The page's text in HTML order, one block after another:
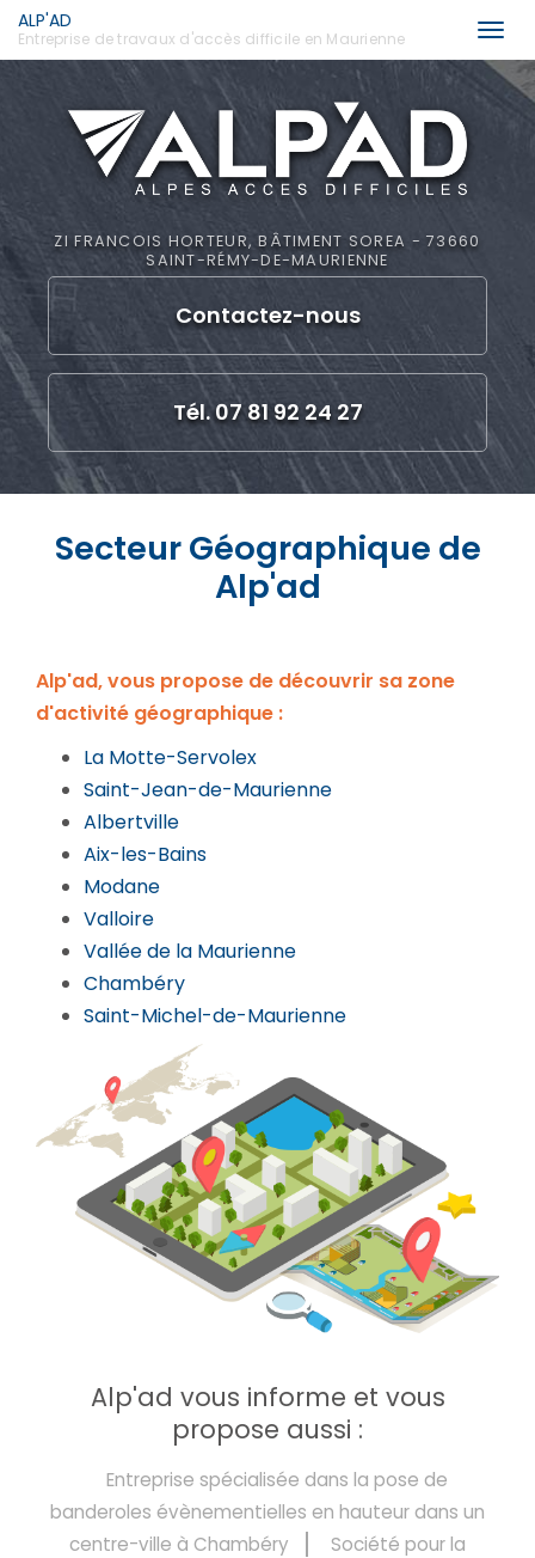
contenu
ALP'AD
Entreprise de travaux d'accès difficile en Maurienne
ZI FRANCOIS HORTEUR, BÂTIMENT SOREA - 73660
SAINT-RÉMY-DE-MAURIENNE
Contactez-nous
Tél. 07 81 92 24 27
Secteur Géographique de
Alp'ad
Alp'ad, vous propose de découvrir sa zone
d'activité géographique :
La Motte-Servolex
Saint-Jean-de-Maurienne
Albertville
Aix-les-Bains
Modane
Valloire
Vallée de la Maurienne
Chambéry
Saint-Michel-de-Maurienne
Alp'ad vous informe et vous
propose aussi :
Entreprise spécialisée dans la pose de
banderoles évènementielles en hauteur dans un
centre-ville à Chambéry
Société pour la